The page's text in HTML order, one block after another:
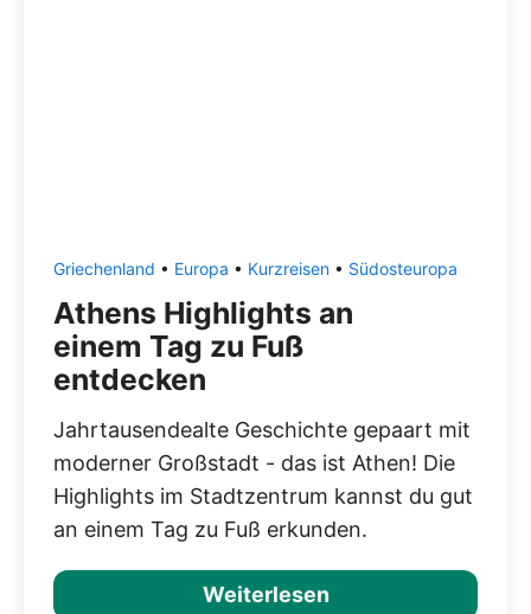
Griechenland • Europa • Kurzreisen • Südosteuropa
Athens Highlights an
einem Tag zu Fuß
entdecken
Jahrtausendealte Geschichte gepaart mit
moderner Großstadt - das ist Athen! Die
Highlights im Stadtzentrum kannst du gut
an einem Tag zu Fuß erkunden.
Weiterlesen